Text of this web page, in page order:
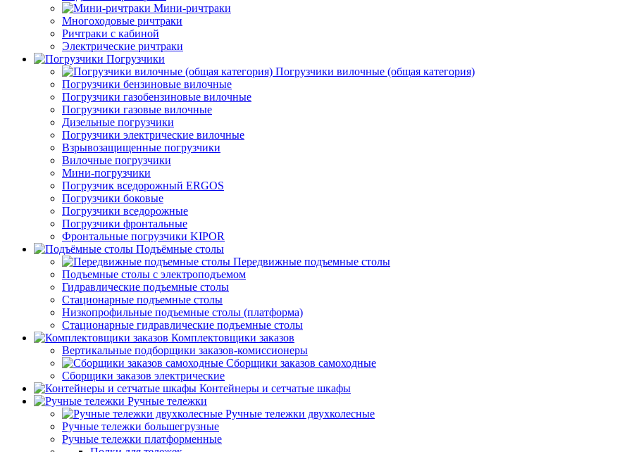
Мини-ричтраки
Многоходовые ричтраки
Ричтраки с кабиной
Электрические ричтраки
Погрузчики
Погрузчики вилочные (общая категория)
Погрузчики бензиновые вилочные
Погрузчики газобензиновые вилочные
Погрузчики газовые вилочные
Дизельные погрузчики
Погрузчики электрические вилочные
Взрывозащищенные погрузчики
Вилочные погрузчики
Мини-погрузчики
Погрузчик вседорожный ERGOS
Погрузчики боковые
Погрузчики вседорожные
Погрузчики фронтальные
Фронтальные погрузчики KIPOR
Подъёмные столы
Передвижные подъемные столы
Подъемные столы с электроподъемом
Гидравлические подъемные столы
Стационарные подъемные столы
Низкопрофильные подъемные столы (платформа)
Стационарные гидравлические подъемные столы
Комплектовщики заказов
Вертикальные подборщики заказов-комиссионеры
Сборщики заказов самоходные
Сборщики заказов электрические
Контейнеры и сетчатые шкафы
Ручные тележки
Ручные тележки двухколесные
Ручные тележки большегрузные
Ручные тележки платформенные